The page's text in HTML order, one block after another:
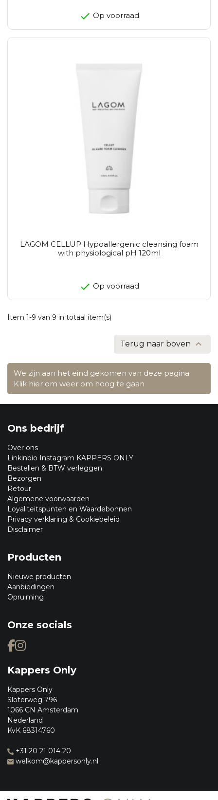
Op voorraad
LAGOM CELLUP Hypoallergenic cleansing foam
with physiological pH 120ml
Op voorraad
Item 1-9 van 9 in totaal item(s)
Terug naar boven 
We zijn aan het eind gekomen van deze pagina.
Klik hier om weer om hoog te gaan
Ons bedrijf
Over ons
Linkinbio Instagram KAPPERS ONLY
Bestellen & BTW verleggen
Bezorgen
Retour
Algemene voorwaarden
Loyaliteitspunten en Waardebonnen
Privacy verklaring & Cookiebeleid
Disclaimer
Producten
Nieuwe producten
Aanbiedingen
Opruiming
Onze socials
Kappers Only
Kappers Only
Sloterweg 796
1066 CN Amsterdam
Nederland
KvK 68314760
+31 20 21 014 20
welkom@kappersonly.nl